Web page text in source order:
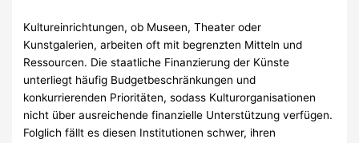
Kultureinrichtungen, ob Museen, Theater oder
Kunstgalerien, arbeiten oft mit begrenzten Mitteln und
Ressourcen. Die staatliche Finanzierung der Künste
unterliegt häufig Budgetbeschränkungen und
konkurrierenden Prioritäten, sodass Kulturorganisationen
nicht über ausreichende finanzielle Unterstützung verfügen.
Folglich fällt es diesen Institutionen schwer, ihren